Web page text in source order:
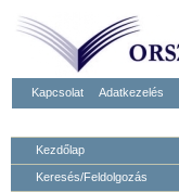
Kapcsolat Adatkezelés
Kezdőlap
Keresés/Feldolgozás